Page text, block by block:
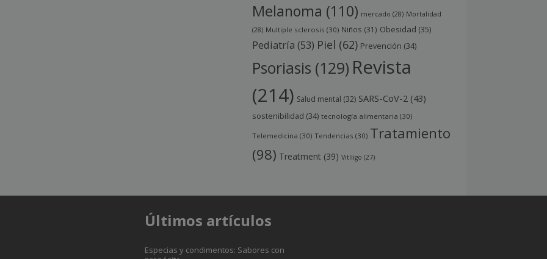
Melanoma (110) mercado (28) Mortalidad
(28) Multiple sclerosis (30) Niños (31) Obesidad (35)
Pediatría (53) Piel (62) Prevención (34)
Psoriasis (129) Revista
(214) Salud mental (32) SARS-CoV-2 (43)
sostenibilidad (34) tecnología alimentaria (30)
Telemedicina (30) Tendencias (30) Tratamiento
(98) Treatment (39) Vitíligo (27)
Últimos artículos
Especias y condimentos: Sabores con